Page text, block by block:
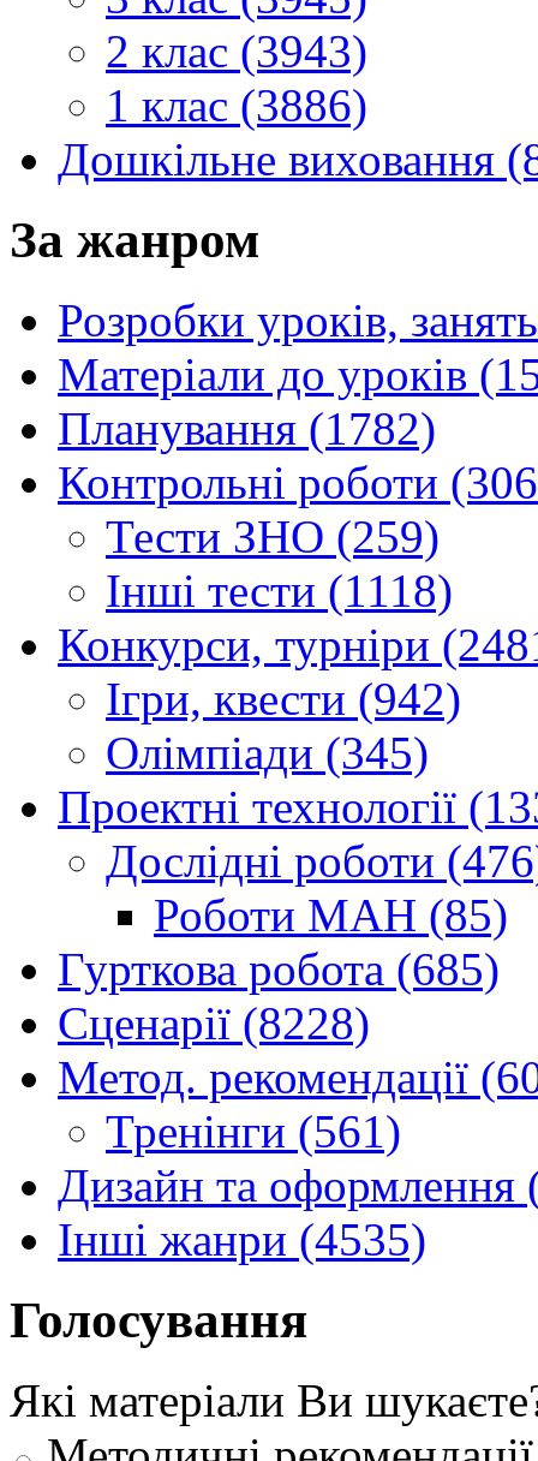
2 клас (3943)
1 клас (3886)
Дошкільне виховання
За жанром
Розробки уроків,
Матеріали до уроків
Планування (1782)
Контрольні роботи
Тести ЗНО (259)
Інші тести (1118)
Конкурси, турніри
Ігри, квести (942)
Олімпіади (345)
Проектні технології
Дослідні роботи
Роботи МАН (85)
Гурткова робота (685)
Сценарії (8228)
Метод. рекомендації
Тренінги (561)
Дизайн та оформлення
Інші жанри (4535)
Голосування
Які матеріали Ви